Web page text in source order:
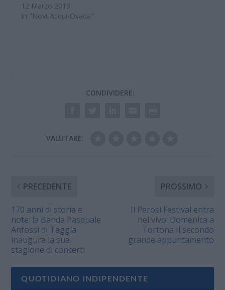
12 Marzo 2019
In "Novi-Acqui-Ovada"
CONDIVIDERE:
VALUTARE:
PRECEDENTE
170 anni di storia e
note: la Banda Pasquale
Anfossi di Taggia
inaugura la sua
stagione di concerti
PROSSIMO
Il Perosi Festival entra
nel vivo: Domenica a
Tortona Il secondo
grande appuntamento
QUOTIDIANO INDIPENDENTE